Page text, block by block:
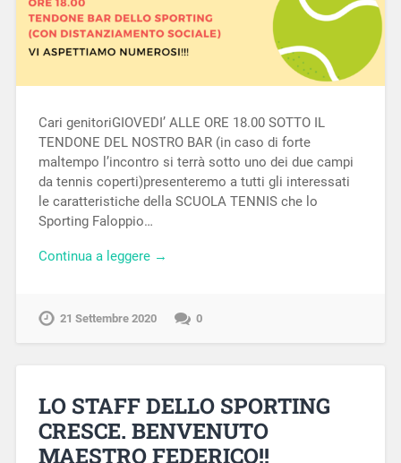
Cari genitoriGIOVEDI’ ALLE ORE 18.00 SOTTO IL
TENDONE DEL NOSTRO BAR (in caso di forte
maltempo l’incontro si terrà sotto uno dei due campi
da tennis coperti)presenteremo a tutti gli interessati
le caratteristiche della SCUOLA TENNIS che lo
Sporting Faloppio…
Continua a leggere →
21 Settembre 2020 0
LO STAFF DELLO SPORTING
CRESCE. BENVENUTO
MAESTRO FEDERICO!!